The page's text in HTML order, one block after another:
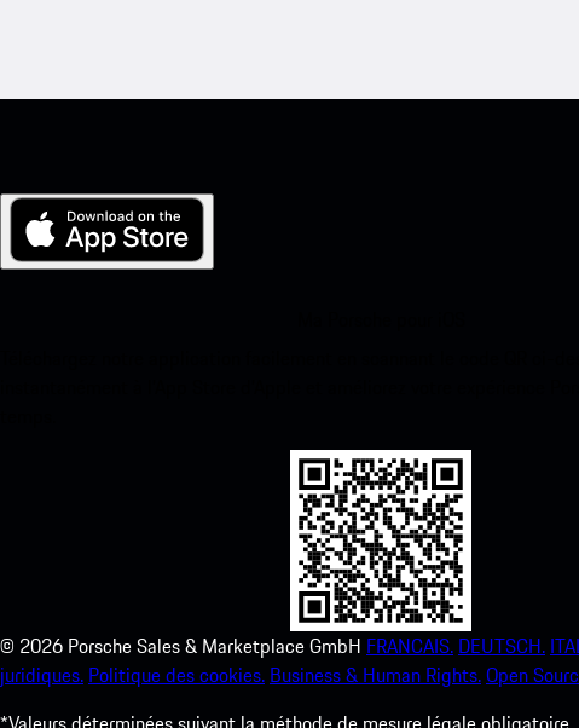
© 2026 Porsche Sales & Marketplace GmbH FRANCAIS. DEUTSCH.
juridiques. Politique des cookies. Business & Human Rights.Open